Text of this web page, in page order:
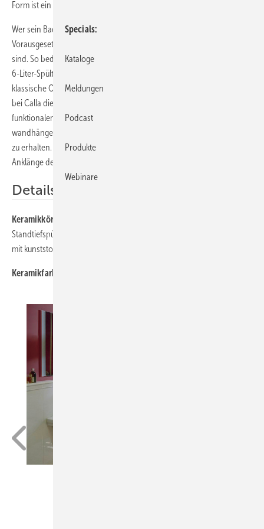
Form ist ein Beweis für die Zeitlosigkeit des klassisch Schönen.
Wer sein Bad dauerhaft modernisieren will, greift gern zum Zeitlosen.
Vorausgesetzt, dass Materialien und Technik auf dem heutigen Stand
sind. So bedeckt denn der luxuriöse Klosettsitz ein modernes WC mit
6-Liter-Spültechnik. Erstaunlich ist, mit wie wenig formalen Zitaten die
klassische Optik erzielt wird: Wie beim griechischen Tempel ist auch
bei Calla die Säule augenfälliges Gestaltungselement mit ebenso
funktionalem wie ästhetischem Gewicht. Auch bei den
wandhängenden Sanitärkörpern ist es gelungen, die antike Anmutung
zu erhalten. So kommen in strahlendem Weiß die klassischen
Anklänge der Keramik-Architektur zur Geltung.
Details
Keramikkörper:
Standtiefspülkombination, Wandtiefspülklosett, Wandbidet, WC-Sitz
mit kunststoffbeschichtetem Holzkern
Keramikfarbe:
Specials
Kataloge
Meldungen
Podcast
Produkte
Webinare